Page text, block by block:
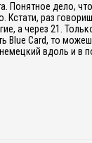
Понятное дело,
Кстати, раз
а через 21.
Blue Card, то
вдоль и в